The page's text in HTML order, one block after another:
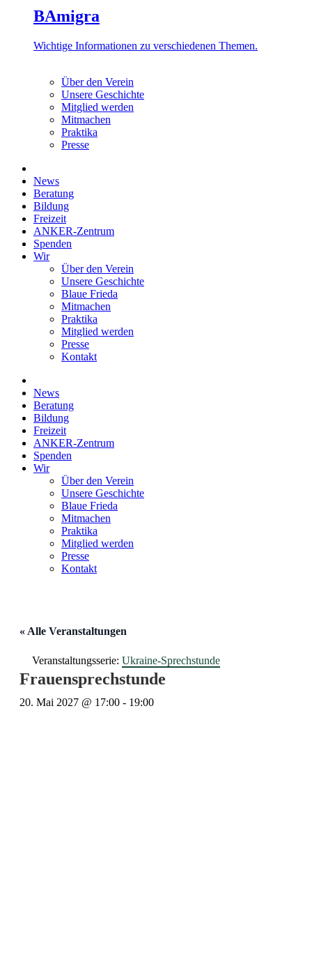
BAmigra
Wichtige Informationen zu verschiedenen Themen.
Über den Verein
Unsere Geschichte
Mitglied werden
Mitmachen
Praktika
Presse
News
Beratung
Bildung
Freizeit
ANKER-Zentrum
Spenden
Wir
Über den Verein
Unsere Geschichte
Blaue Frieda
Mitmachen
Praktika
Mitglied werden
Presse
Kontakt
News
Beratung
Bildung
Freizeit
ANKER-Zentrum
Spenden
Wir
Über den Verein
Unsere Geschichte
Blaue Frieda
Mitmachen
Praktika
Mitglied werden
Presse
Kontakt
« Alle Veranstaltungen
Veranstaltungsserie: Ukraine-Sprechstunde
Frauensprechstunde
20. Mai 2027 @ 17:00 - 19:00